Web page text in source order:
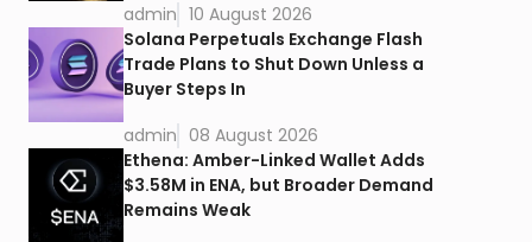
admin 10 August 2026
Solana Perpetuals Exchange Flash
Trade Plans to Shut Down Unless a
Buyer Steps In
admin 08 August 2026
Ethena: Amber-Linked Wallet Adds
$3.58M in ENA, but Broader Demand
Remains Weak